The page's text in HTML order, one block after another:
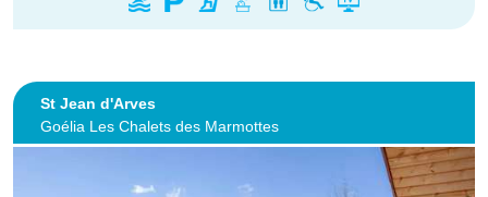
St Jean d'Arves
Goélia Les Chalets des Marmottes